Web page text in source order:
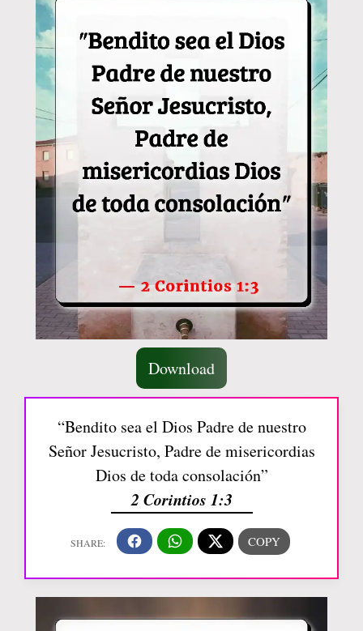
Download
“Bendito sea el Dios Padre de nuestro
Señor Jesucristo, Padre de misericordias
Dios de toda consolación”
2 Corintios 1:3